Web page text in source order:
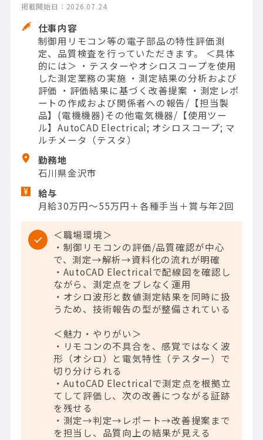
掲載開始日：2026.07.24
仕事内容
制御用リモコン等の電子部品の特性評価測
定、品質検査を行っていただきます。 ＜具体
的には＞ ・テスターやオシロスコープを使用
した測定業務の実施 ・測定結果の分析および
評価 ・評価結果に基づく改善提案 ・測定レポ
ートの作成および関係者への報告/【担当製
品】(電機機器)その他電気機器/【使用ツー
ル】AutoCAD Electrical; オシロスコープ; マ
ルチメータ（テスタ）
勤務地
石川県金沢市
給与
月給30万円～55万円＋各種手当＋賞与年2回
＜職場環境＞
・制御リモコンの評価/品質確認が中心
で、測定→解析→資料化の流れが明確
・AutoCAD Electricalで配線図を確認し
ながら、測定点をブレなく運用
・オシロ波形と数値測定結果を同時に扱
うため、技術報告の型が整備されている
＜魅力・やりがい＞
・リモコンの不具合を、感覚ではなく波
形（オシロ）と電気特性（テスター）で
切り分けられる
・AutoCAD Electricalで測定点を根拠立
てして評価し、次の改善につながる証跡
を残せる
・測定→判定→レポート→改善提案まで
を担当し、品質向上の結果が見える